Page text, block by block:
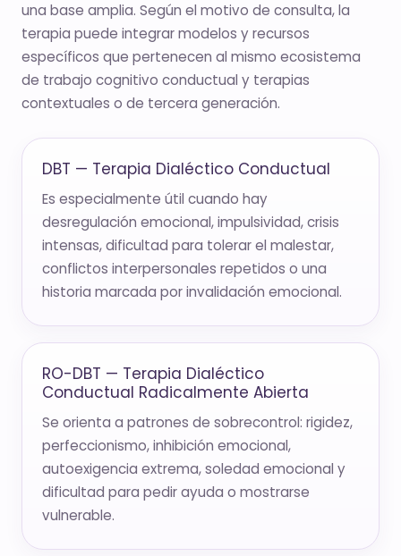
una base amplia. Según el motivo de consulta, la
terapia puede integrar modelos y recursos
específicos que pertenecen al mismo ecosistema
de trabajo cognitivo conductual y terapias
contextuales o de tercera generación.
DBT — Terapia Dialéctico Conductual
Es especialmente útil cuando hay
desregulación emocional, impulsividad, crisis
intensas, dificultad para tolerar el malestar,
conflictos interpersonales repetidos o una
historia marcada por invalidación emocional.
RO-DBT — Terapia Dialéctico
Conductual Radicalmente Abierta
Se orienta a patrones de sobrecontrol: rigidez,
perfeccionismo, inhibición emocional,
autoexigencia extrema, soledad emocional y
dificultad para pedir ayuda o mostrarse
vulnerable.